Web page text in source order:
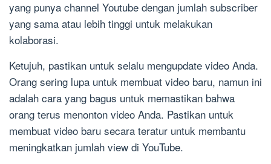
yang punya channel Youtube dengan jumlah subscriber
yang sama atau lebih tinggi untuk melakukan
kolaborasi.
Ketujuh, pastikan untuk selalu mengupdate video Anda.
Orang sering lupa untuk membuat video baru, namun ini
adalah cara yang bagus untuk memastikan bahwa
orang terus menonton video Anda. Pastikan untuk
membuat video baru secara teratur untuk membantu
meningkatkan jumlah view di YouTube.